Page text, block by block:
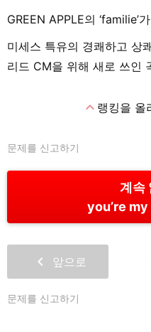
GREEN APPLE의 ‘familie’
미세스 특유의 경쾌하고 상
리드 CM을 위해 새로 쓰인
expand_less랭킹을 올
문제를 신고하기
계속
you’re my
chevron_left 앞으로
문제를 신고하기